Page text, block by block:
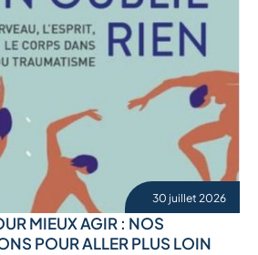
30 juillet 2026
MIEUX AGIR : NOS
POUR ALLER PLUS LOIN